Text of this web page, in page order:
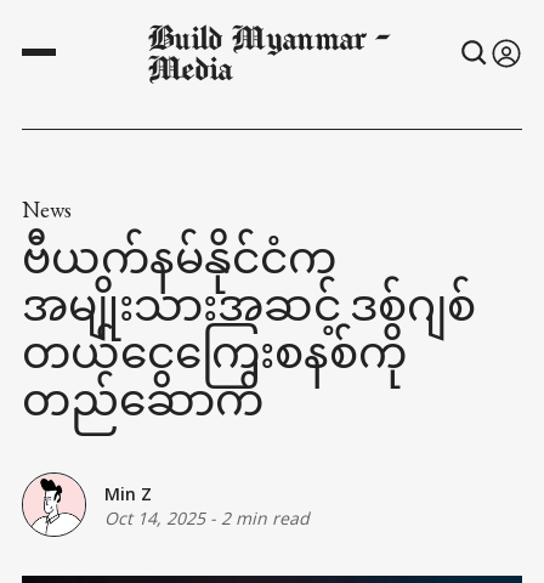
Build Myanmar -
Media
News
ဗီယက်နမ်နိုင်ငံက
အမျိုးသားအဆင့် ဒစ်ဂျစ်
တယ်ငွေကြေးစနစ်ကို
တည်ဆောက်
Min Z
Oct 14, 2025- 2 min read